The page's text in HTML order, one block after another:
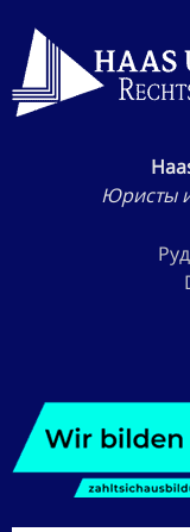
Юристы